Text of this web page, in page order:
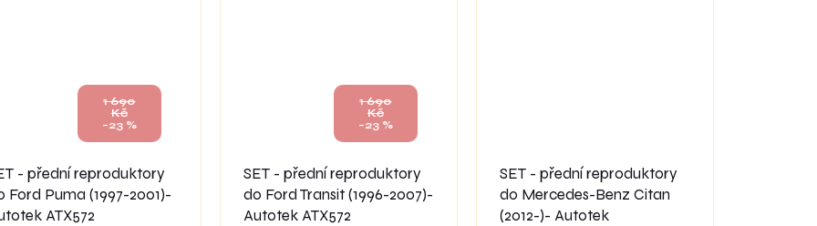
1 690
Kč
–23 %
- přední reproduktory
Ford Puma (1997-2001)-
ATX572
1 690
Kč
–23 %
SET - přední reproduktory
do Ford Transit (1996-2007)-
Autotek ATX572
SET - přední reproduktory
do Mercedes-Benz Citan
(2012-)- Autotek